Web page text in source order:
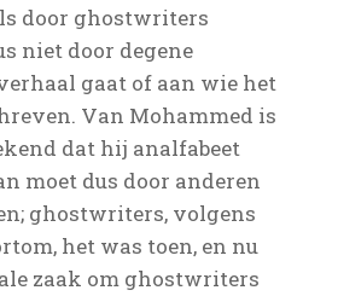
door ghostwriters
niet door degene
gaat of aan wie het
Van Mohammed is
dat hij analfabeet
moet dus door anderen
ghostwriters, volgens
het was toen, en nu
zaak om ghostwriters